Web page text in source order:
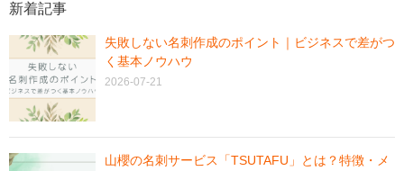
新着記事
失敗しない名刺作成のポイント｜ビジネスで差がつ
く基本ノウハウ
2026-07-21
山櫻の名刺サービス「TSUTAFU」とは？特徴・メ